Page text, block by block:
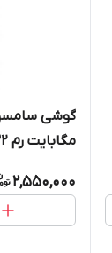
2,550,000